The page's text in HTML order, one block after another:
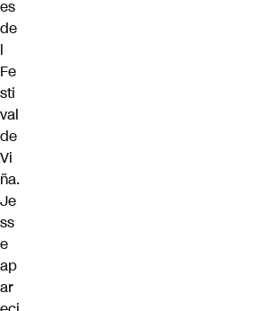
es
de
l
Fe
sti
val
de
Vi
ña.
Je
ss
e
ap
ar